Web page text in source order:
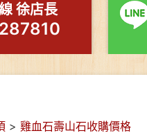
徐店長
> 雞血石壽山石收購價格